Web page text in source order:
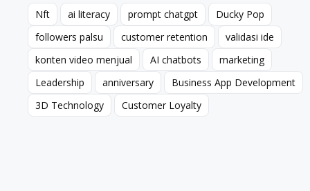
Nft
Nft
ai literacy
ai literacy
prompt chatgpt
prompt chatgpt
Ducky Pop
Ducky Pop
followers palsu
followers palsu
customer retention
customer retention
validasi ide
validasi ide
konten video menjual
konten video menjual
AI chatbots
AI chatbots
marketing
marketing
Leadership
Leadership
anniversary
anniversary
Business App Development
Business App Development
3D Technology
3D Technology
Customer Loyalty
Customer Loyalty